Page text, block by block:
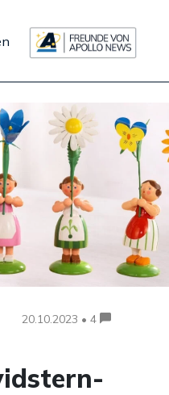
20.10.2023 • 4